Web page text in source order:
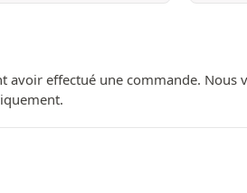
effectué une commande.